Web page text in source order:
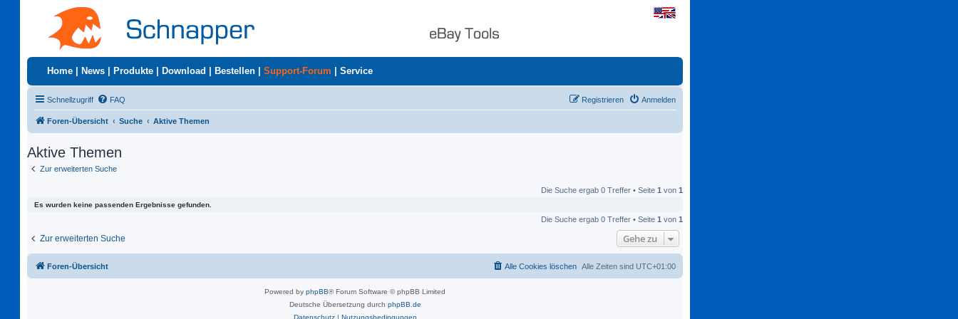
Home News Produkte Download Bestellen Support-Forum Service
Schnellzugriff FAQ Anmelden
Registrieren
Foren-Übersicht Suche Aktive Themen
Aktive Themen
Zur erweiterten Suche
Die Suche ergab 0 Treffer • Seite 1 von 1
Es wurden keine passenden Ergebnisse gefunden.
Die Suche ergab 0 Treffer • Seite 1 von 1
Zur erweiterten Suche Gehe zu
Foren-Übersicht Alle Zeiten sind UTC+01:00
Alle Cookies löschen
Powered by phpBB® Forum Software © phpBB Limited
Deutsche Übersetzung durch phpBB.de
Datenschutz| Nutzungsbedingungen